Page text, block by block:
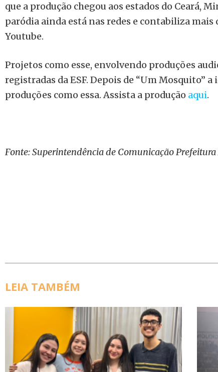
que a produção chegou aos estados do Ceará,
paródia ainda está nas redes e contabiliza mais
Youtube.
Projetos como esse, envolvendo produções
registradas da ESF. Depois de “Um Mosquito”
produções como essa. Assista a produção aqui.
Fonte: Superintendência de Comunicação
LEIA TAMBÉM